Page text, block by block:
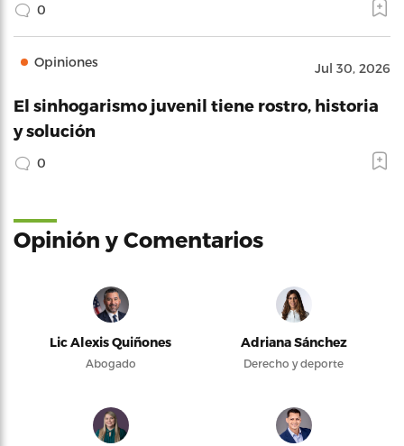
0
Opiniones Jul 30, 2026
El sinhogarismo juvenil tiene rostro, historia
y solución
0
Opinión y Comentarios
Lic Alexis Quiñones
Abogado
Adriana Sánchez
Derecho y deporte